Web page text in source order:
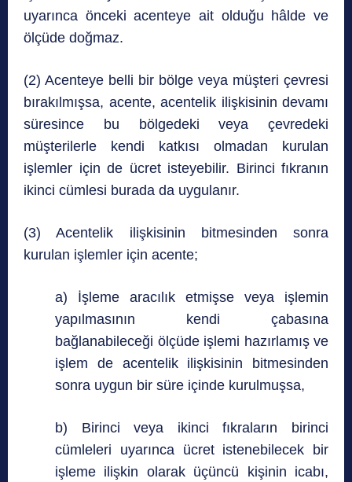
uyarınca önceki acenteye ait olduğu hâlde ve
ölçüde doğmaz.
(2) Acenteye belli bir bölge veya müşteri çevresi
bırakılmışsa, acente, acentelik ilişkisinin devamı
süresince bu bölgedeki veya çevredeki
müşterilerle kendi katkısı olmadan kurulan
işlemler için de ücret isteyebilir. Birinci fıkranın
ikinci cümlesi burada da uygulanır.
(3) Acentelik ilişkisinin bitmesinden sonra
kurulan işlemler için acente;
a) İşleme aracılık etmişse veya işlemin
yapılmasının kendi çabasına
bağlanabileceği ölçüde işlemi hazırlamış ve
işlem de acentelik ilişkisinin bitmesinden
sonra uygun bir süre içinde kurulmuşsa,
b) Birinci veya ikinci fıkraların birinci
cümleleri uyarınca ücret istenebilecek bir
işleme ilişkin olarak üçüncü kişinin icabı,